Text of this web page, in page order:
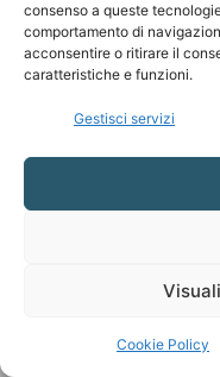
consenso a queste
comportamento di
acconsentire o ritirare il
caratteristiche e funzioni.
Gestisci servizi
Cookie Policy